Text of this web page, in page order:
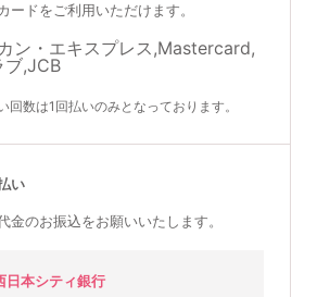
ードをご利用いただけます。
回数は1回払いのみとなっております。
い
金のお振込をお願いいたします。
日本シティ銀行